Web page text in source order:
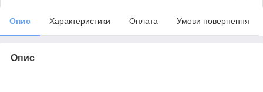
Опис Характеристики Оплата Умови повернення
Опис